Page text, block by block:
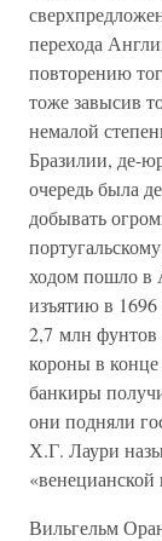
перехода
повторению
тоже завысив
немалой
Бразилии, де-
очередь была
добывать
ходом пошло в
изъятию в
2,7 млн фунтов
короны в
банкиры
они подняли
Х.Г. Лаури
Вильгельм